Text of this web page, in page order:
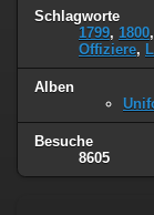
Schlagworte
1799, 1800,
Offiziere,
Alben
Besuche
8605